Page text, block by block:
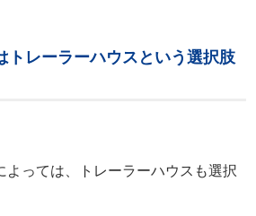
トレーラーハウスという選択肢
よっては、トレーラーハウスも選択